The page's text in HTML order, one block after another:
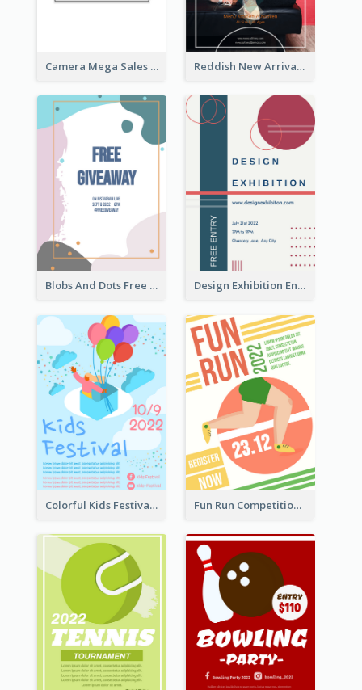
Camera Mega Sales Flyer Reddish New Arrivals Flyer
Blobs And Dots Free Giveaway Flyer Design Exhibition Entry Flyer
Colorful Kids Festival Flyer Fun Run Competition Flyer